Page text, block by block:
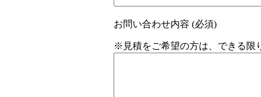
お問い合わせ内容 (必須)
※見積をご希望の方は、できる限